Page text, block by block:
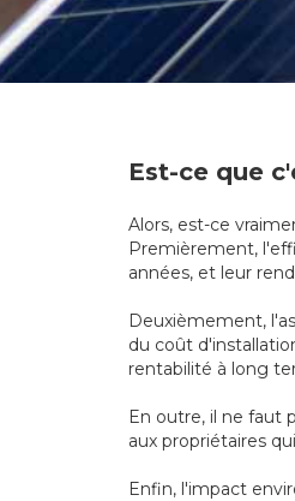
Est-ce que
Alors, est-ce
Premièrement,
années, et leur
Deuxièmement,
du coût
rentabilité à long
En outre, il ne faut
aux propriétaires
Enfin, l'impact